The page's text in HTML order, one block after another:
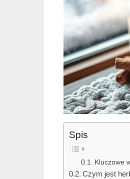
Spis
Kluczowe
Czym jest